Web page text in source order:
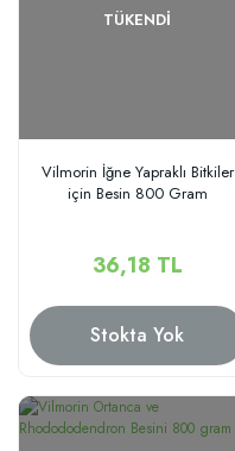
TÜKENDI
Vilmorin İğne Yapraklı Bitkiler
için Besin 800 Gram
36,18 TL
Stokta Yok